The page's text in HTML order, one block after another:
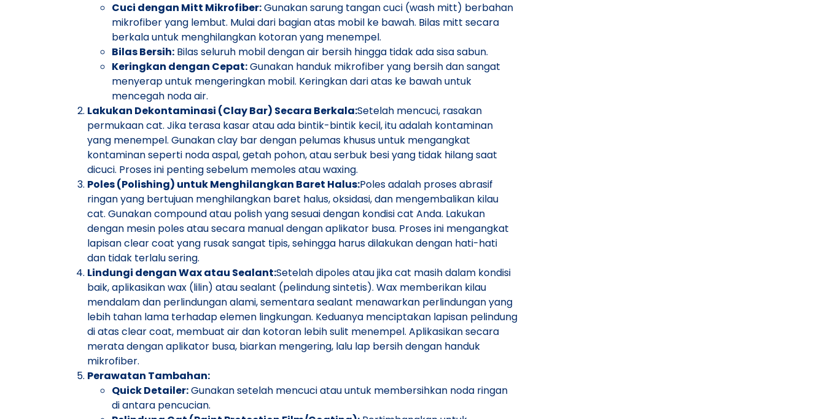
Cuci dengan Mitt Mikrofiber:Gunakan sarung tangan cuci (wash mitt) berbahan
mikrofiber yang lembut. Mulai dari bagian atas mobil ke bawah. Bilas mitt secara
berkala untuk menghilangkan kotoran yang menempel.
Bilas Bersih: Bilas seluruh mobil dengan air bersih hingga tidak ada sisa sabun.
Keringkan dengan Cepat:Gunakan handuk mikrofiber yang bersih dan sangat
menyerap untuk mengeringkan mobil. Keringkan dari atas ke bawah untuk
mencegah noda air.
Lakukan Dekontaminasi (Clay Bar) Secara Berkala:Setelah mencuci, rasakan
permukaan cat. Jika terasa kasar atau ada bintik-bintik kecil, itu adalah kontaminan
yang menempel. Gunakan clay bar dengan pelumas khusus untuk mengangkat
kontaminan seperti noda aspal, getah pohon, atau serbuk besi yang tidak hilang saat
dicuci. Proses ini penting sebelum memoles atau waxing.
Poles (Polishing) untuk Menghilangkan Baret Halus:Poles adalah proses abrasif
ringan yang bertujuan menghilangkan baret halus, oksidasi, dan mengembalikan kilau
cat. Gunakan compound atau polish yang sesuai dengan kondisi cat Anda. Lakukan
dengan mesin poles atau secara manual dengan aplikator busa. Proses ini mengangkat
lapisan clear coat yang rusak sangat tipis, sehingga harus dilakukan dengan hati-hati
dan tidak terlalu sering.
Lindungi dengan Wax atau Sealant:Setelah dipoles atau jika cat masih dalam kondisi
baik, aplikasikan wax (lilin) atau sealant (pelindung sintetis). Wax memberikan kilau
mendalam dan perlindungan alami, sementara sealant menawarkan perlindungan yang
lebih tahan lama terhadap elemen lingkungan. Keduanya menciptakan lapisan pelindung
di atas clear coat, membuat air dan kotoran lebih sulit menempel. Aplikasikan secara
merata dengan aplikator busa, biarkan mengering, lalu lap bersih dengan handuk
mikrofiber.
Perawatan Tambahan:
Quick Detailer:Gunakan setelah mencuci atau untuk membersihkan noda ringan
di antara pencucian.